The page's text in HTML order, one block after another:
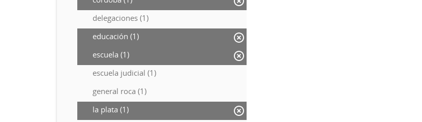
delegaciones (1)
educación (1)
escuela (1)
escuela judicial (1)
general roca (1)
la plata (1)